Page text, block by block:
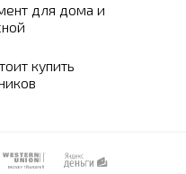
для дома и
купить